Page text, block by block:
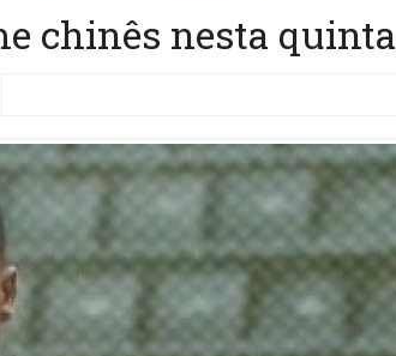
chinês nesta quinta